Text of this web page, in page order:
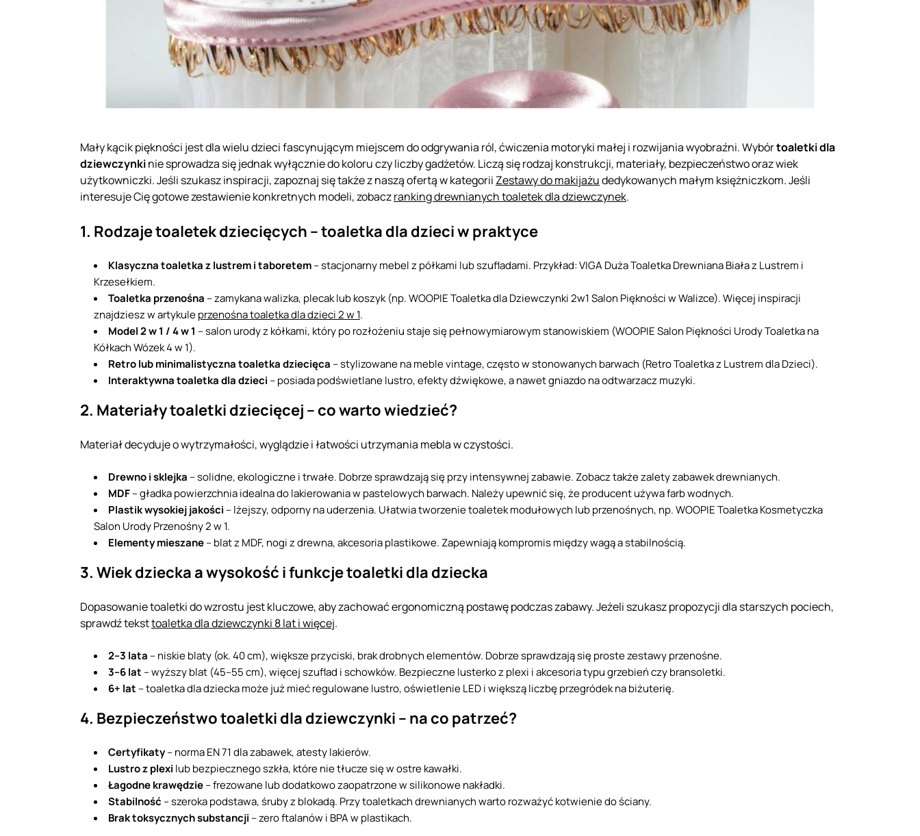
Mały kącik piękności jest dla wielu dzieci fascynującym miejscem do odgrywania ról, ćwiczenia motoryki małej i rozwijania wyobraźni. Wybórtoaletki dla
dziewczynkinie sprowadza się jednak wyłącznie do koloru czy liczby gadżetów. Liczą się rodzaj konstrukcji, materiały, bezpieczeństwo oraz wiek
użytkowniczki. Jeśli szukasz inspiracji, zapoznaj się także z naszą ofertą w kategorii Zestawy do makijażudedykowanych małym księżniczkom. Jeśli
interesuje Cię gotowe zestawienie konkretnych modeli, zobaczranking drewnianych toaletek dla dziewczynek.
1. Rodzaje toaletek dziecięcych – toaletka dla dzieci w praktyce
Klasyczna toaletka z lustrem i taboretem– stacjonarny mebel z półkami lub szufladami. Przykład: VIGA Duża Toaletka Drewniana Biała z Lustrem i
Krzesełkiem.
Toaletka przenośna – zamykana walizka, plecak lub koszyk (np. WOOPIE Toaletka dla Dziewczynki 2w1 Salon Piękności w Walizce). Więcej inspiracji
znajdziesz w artykuleprzenośna toaletka dla dzieci 2 w 1.
Model 2 w 1 / 4 w 1 – salon urody z kółkami, który po rozłożeniu staje się pełnowymiarowym stanowiskiem (WOOPIE Salon Piękności Urody Toaletka na
Kółkach Wózek 4 w 1).
Retro lub minimalistyczna toaletka dziecięca – stylizowane na meble vintage, często w stonowanych barwach (Retro Toaletka z Lustrem dla Dzieci).
Interaktywna toaletka dla dzieci – posiada podświetlane lustro, efekty dźwiękowe, a nawet gniazdo na odtwarzacz muzyki.
2. Materiały toaletki dziecięcej – co warto wiedzieć?
Materiał decyduje o wytrzymałości, wyglądzie i łatwości utrzymania mebla w czystości.
Drewno i sklejka – solidne, ekologiczne i trwałe. Dobrze sprawdzają się przy intensywnej zabawie. Zobacz także zalety zabawek drewnianych.
MDF– gładka powierzchnia idealna do lakierowania w pastelowych barwach. Należy upewnić się, że producent używa farb wodnych.
Plastik wysokiej jakości – lżejszy, odporny na uderzenia. Ułatwia tworzenie toaletek modułowych lub przenośnych, np. WOOPIE Toaletka Kosmetyczka
Salon Urody Przenośny 2 w 1.
Elementy mieszane– blat z MDF, nogi z drewna, akcesoria plastikowe. Zapewniają kompromis między wagą a stabilnością.
3. Wiek dziecka a wysokość i funkcje toaletki dla dziecka
Dopasowanie toaletki do wzrostu jest kluczowe, aby zachować ergonomiczną postawę podczas zabawy. Jeżeli szukasz propozycji dla starszych pociech,
sprawdź teksttoaletka dla dziewczynki 8 lat i więcej.
2–3 lata – niskie blaty (ok. 40 cm), większe przyciski, brak drobnych elementów. Dobrze sprawdzają się proste zestawy przenośne.
3–6 lat – wyższy blat (45–55 cm), więcej szuflad i schowków. Bezpieczne lusterko z plexi i akcesoria typu grzebień czy bransoletki.
6+ lat – toaletka dla dziecka może już mieć regulowane lustro, oświetlenie LED i większą liczbę przegródek na biżuterię.
4. Bezpieczeństwo toaletki dla dziewczynki – na co patrzeć?
Certyfikaty– norma EN 71 dla zabawek, atesty lakierów.
Lustro z plexi lub bezpiecznego szkła, które nie tłucze się w ostre kawałki.
Łagodne krawędzie– frezowane lub dodatkowo zaopatrzone w silikonowe nakładki.
Stabilność – szeroka podstawa, śruby z blokadą. Przy toaletkach drewnianych warto rozważyć kotwienie do ściany.
Brak toksycznych substancji – zero ftalanów i BPA w plastikach.